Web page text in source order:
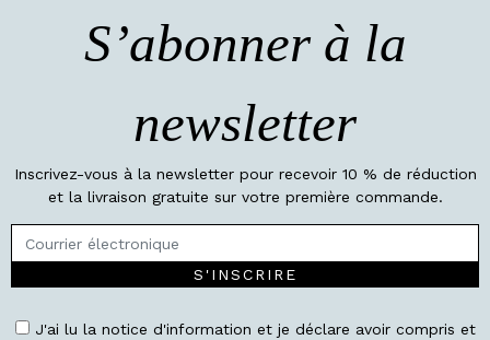
S’abonner à la
newsletter
Inscrivez-vous à la newsletter pour recevoir 10 % de réduction
et la livraison gratuite sur votre première commande.
S'INSCRIRE
J'ai lu la notice d'information et je déclare avoir compris et